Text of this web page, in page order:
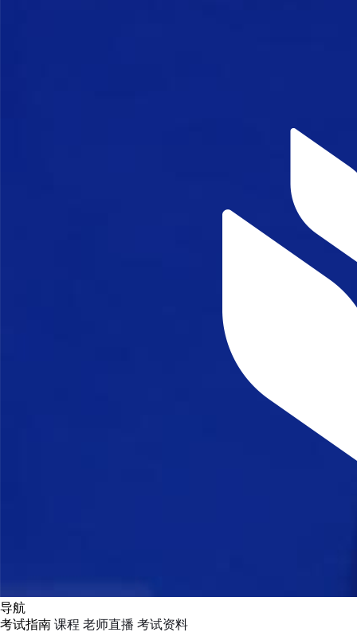
导航
考试指南 课程 老师直播 考试资料